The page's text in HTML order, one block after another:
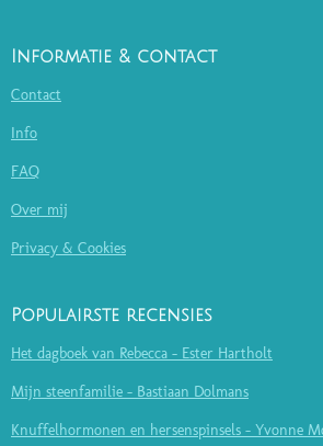
Informatie & contact
Contact
Info
FAQ
Over mij
Privacy & Cookies
Populairste recensies
Het dagboek van Rebecca - Ester Hartholt
Mijn steenfamilie - Bastiaan Dolmans
Knuffelhormonen en hersenspinsels - Yvonne